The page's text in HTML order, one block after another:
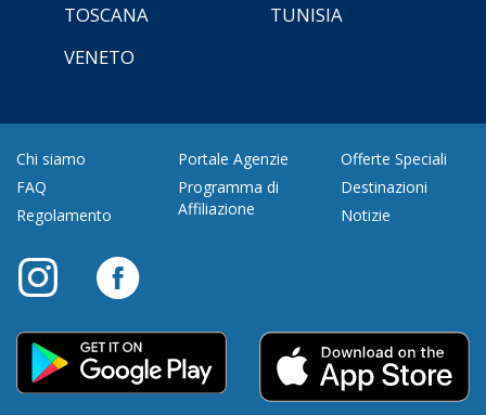
TOSCANA
TUNISIA
VENETO
Chi siamo
FAQ
Regolamento
Portale Agenzie
Programma di
Affiliazione
Offerte Speciali
Destinazioni
Notizie